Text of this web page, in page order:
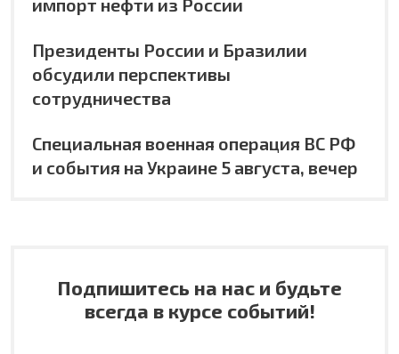
импорт нефти из России
Президенты России и Бразилии
обсудили перспективы
сотрудничества
Специальная военная операция ВС РФ
и события на Украине 5 августа, вечер
Подпишитесь на нас и будьте
всегда в курсе событий!